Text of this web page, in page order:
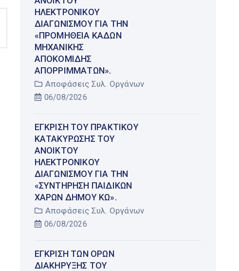
ΗΛΕΚΤΡΟΝΙΚΟΎ
ΔΙΑΓΩΝΙΣΜΟΎ ΓΙΑ ΤΗΝ
«ΠΡΟΜΉΘΕΙΑ ΚΆΔΩΝ
ΜΗΧΑΝΙΚΉΣ
ΑΠΟΚΟΜΙΔΉΣ
ΑΠΟΡΡΙΜΜΆΤΩΝ».
Αποφάσεις Συλ. Οργάνων
06/08/2026
ΈΓΚΡΙΣΗ ΤΟΥ ΠΡΑΚΤΙΚΟΎ
ΚΑΤΑΚΎΡΩΣΗΣ ΤΟΥ
ΑΝΟΙΚΤΟΎ
ΗΛΕΚΤΡΟΝΙΚΟΎ
ΔΙΑΓΩΝΙΣΜΟΎ ΓΙΑ ΤΗΝ
«ΣΥΝΤΉΡΗΣΗ ΠΑΙΔΙΚΏΝ
ΧΑΡΏΝ ΔΉΜΟΥ ΚΩ».
Αποφάσεις Συλ. Οργάνων
06/08/2026
ΈΓΚΡΙΣΗ ΤΩΝ ΌΡΩΝ
ΔΙΑΚΉΡΥΞΗΣ ΤΟΥ